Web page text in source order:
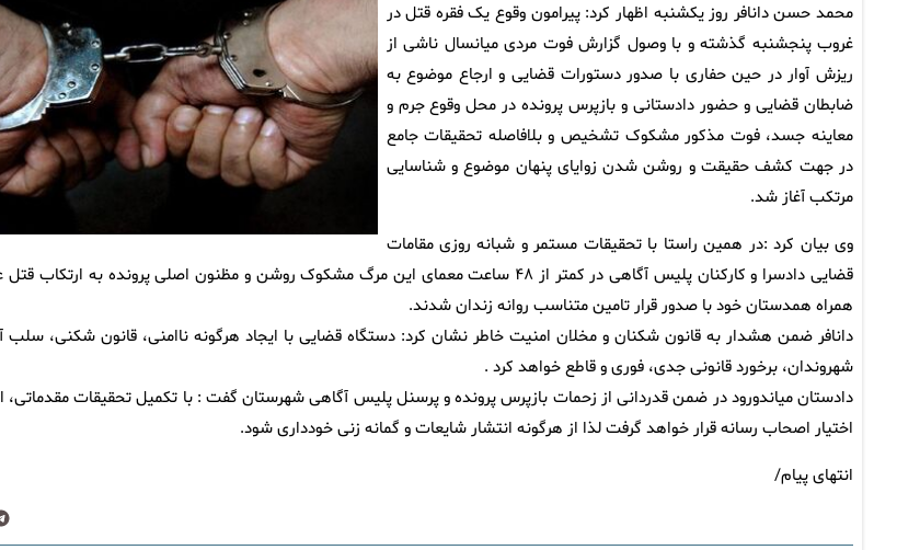
محمد حسن دانافر روز یکشنبه اظهار کرد: پیرامون وقوع یک فقره قتل در
غروب پنجشنبه گذشته و با وصول گزارش فوت مردی میانسال ناشی از
ریزش آوار در حین حفاری با صدور دستورات قضایی و ارجاع موضوع به
ضابطان قضایی و حضور دادستانی و بازپرس پرونده در محل وقوع جرم و
معاینه جسد، فوت مذکور مشکوک تشخیص و بلافاصله تحقیقات جامع
در جهت کشف حقیقت و روشن شدن زوایای پنهان موضوع و شناسایی
مرتکب آغاز شد.
وی بیان کرد :در همین راستا با تحقیقات مستمر و شبانه روزی مقامات
قضایی دادسرا و کارکنان پلیس آگاهی در کمتر از ۴۸ ساعت معمای این مرگ مشکوک روشن و مظنون اصلی پرونده به
همراه همدستان خود با صدور قرار تامین متناسب روانه زندان شدند.
دانافر ضمن هشدار به قانون شکنان و مخلان امنیت خاطر نشان کرد: دستگاه قضایی با ایجاد هرگونه ناامنی، قانون شکنی،
شهروندان، برخورد قانونی جدی، فوری و قاطع خواهد کرد .
دادستان میاندورود در ضمن قدردانی از زحمات بازپرس پرونده و پرسنل پلیس آگاهی شهرستان گفت : با تکمیل تحقیقات مقدماتی،
اختیار اصحاب رسانه قرار خواهد گرفت لذا از هرگونه انتشار شایعات و گمانه زنی خودداری شود.
انتهای پیام/